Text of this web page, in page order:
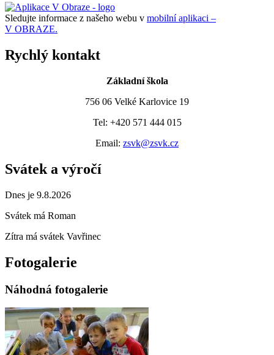
Sledujte informace z našeho webu v mobilní aplikaci –
V OBRAZE.
Rychlý kontakt
Základní škola
756 06 Velké Karlovice 19
Tel: +420 571 444 015
Email: zsvk@zsvk.cz
Svátek a výročí
Dnes je 9.8.2026
Svátek má Roman
Zítra má svátek Vavřinec
Fotogalerie
Náhodná fotogalerie